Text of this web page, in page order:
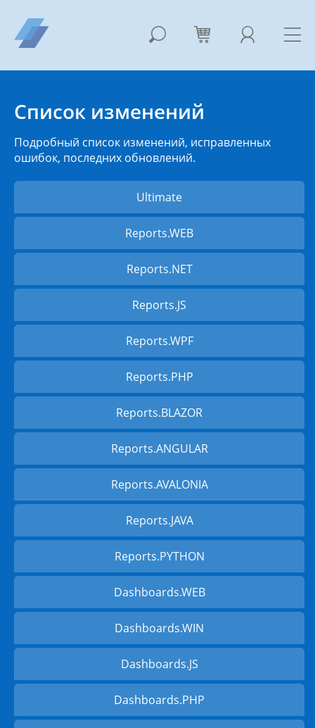
Список изменений
Подробный список изменений, исправленных
ошибок, последних обновлений.
Ultimate
Reports.WEB
Reports.NET
Reports.JS
Reports.WPF
Reports.PHP
Reports.BLAZOR
Reports.ANGULAR
Reports.AVALONIA
Reports.JAVA
Reports.PYTHON
Dashboards.WEB
Dashboards.WIN
Dashboards.JS
Dashboards.PHP